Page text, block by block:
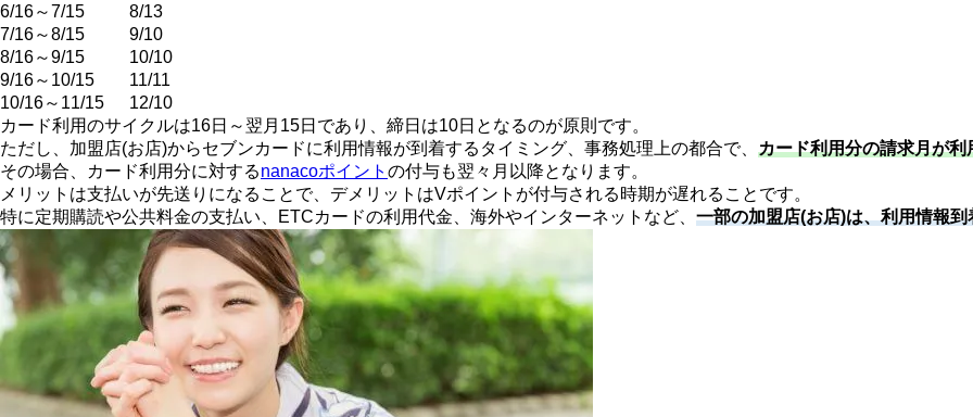
6/16～7/15
8/13
7/16～8/15
9/10
8/16～9/15
10/10
9/16～10/15
11/11
10/16～11/15
12/10
カード利用のサイクルは16日～翌月15日であり、締日は10日となるのが原則です。
ただし、加盟店(お店)からセブンカードに利用情報が到着するタイミング、事務処理上の都合で、 カード利用分の請求月が
その場合、カード利用分に対するnanacoポイント の付与も翌々月以降となります。
メリットは支払いが先送りになることで、デメリットはVポイントが付与される時期が遅れることです。
特に定期購読や公共料金の支払い、ETCカードの利用代金、海外やインターネットなど、 一部の加盟店(お店)は、利用情報